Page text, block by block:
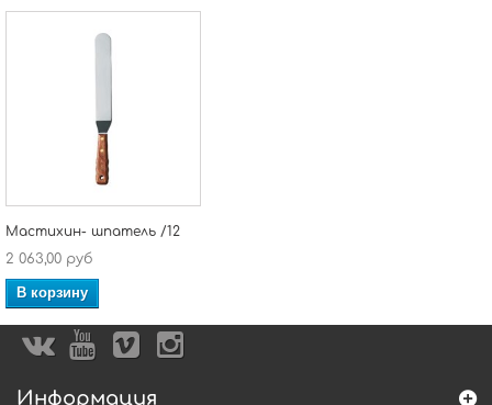
Мастихин- шпатель /12
2 063,00 руб
В корзину
Информация